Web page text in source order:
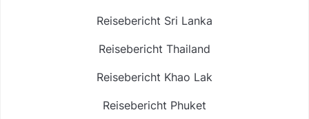
Reisebericht Sri Lanka
Reisebericht Thailand
Reisebericht Khao Lak
Reisebericht Phuket